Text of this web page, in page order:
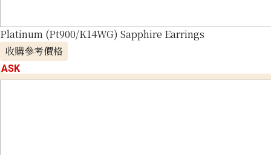
Platinum (Pt900/K14WG) Sapphire Earrings
收購參考價格
ASK